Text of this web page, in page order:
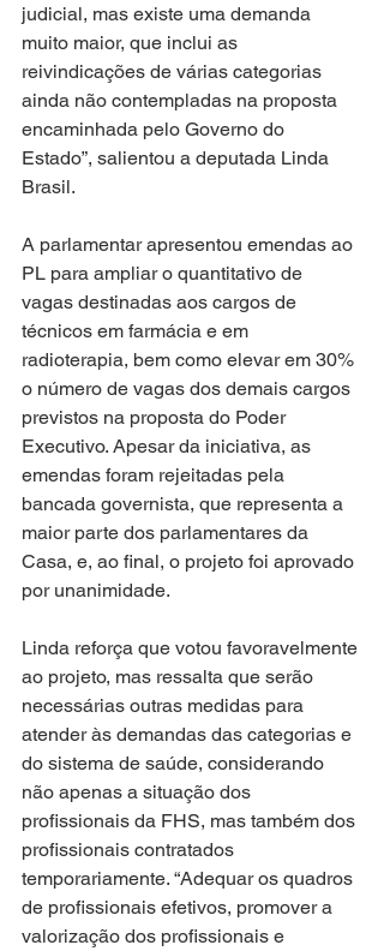
judicial, mas existe uma demanda
muito maior, que inclui as
reivindicações de várias categorias
ainda não contempladas na proposta
encaminhada pelo Governo do
Estado”, salientou a deputada Linda
Brasil.
A parlamentar apresentou emendas ao
PL para ampliar o quantitativo de
vagas destinadas aos cargos de
técnicos em farmácia e em
radioterapia, bem como elevar em 30%
o número de vagas dos demais cargos
previstos na proposta do Poder
Executivo. Apesar da iniciativa, as
emendas foram rejeitadas pela
bancada governista, que representa a
maior parte dos parlamentares da
Casa, e, ao final, o projeto foi aprovado
por unanimidade.
Linda reforça que votou favoravelmente
ao projeto, mas ressalta que serão
necessárias outras medidas para
atender às demandas das categorias e
do sistema de saúde, considerando
não apenas a situação dos
profissionais da FHS, mas também dos
profissionais contratados
temporariamente. “Adequar os quadros
de profissionais efetivos, promover a
valorização dos profissionais e